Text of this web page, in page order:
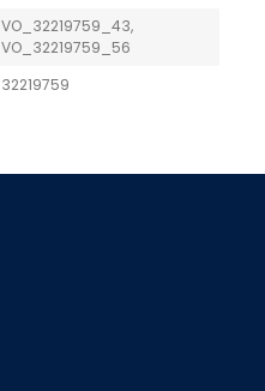
VO_32219759_43,
VO_32219759_56
32219759